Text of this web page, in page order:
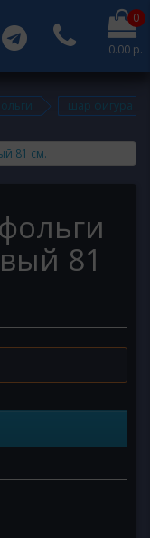
0
0.00 р.
шар фигура
81